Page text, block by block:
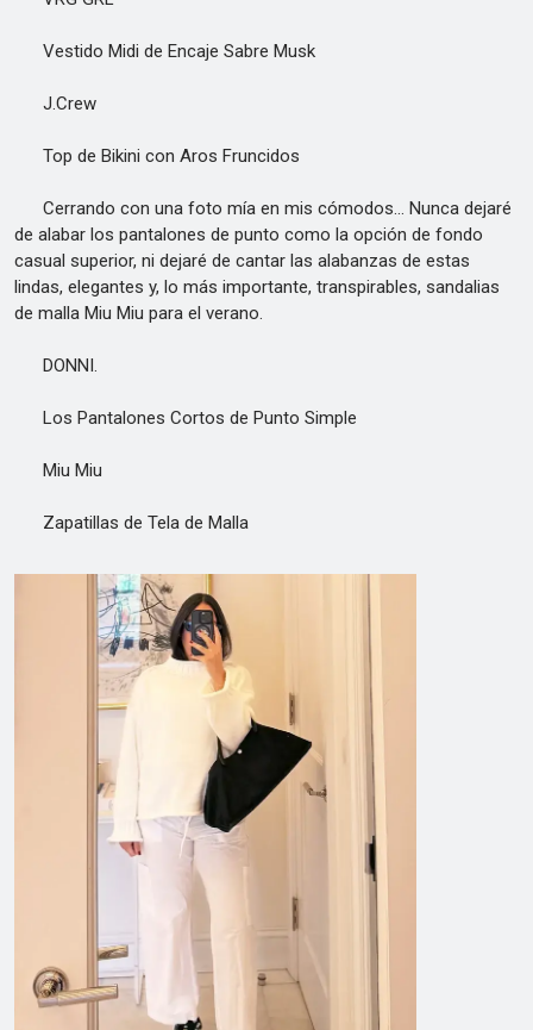
Vestido Midi de Encaje Sabre Musk
J.Crew
Top de Bikini con Aros Fruncidos
Cerrando con una foto mía en mis cómodos... Nunca dejaré
de alabar los pantalones de punto como la opción de fondo
casual superior, ni dejaré de cantar las alabanzas de estas
lindas, elegantes y, lo más importante, transpirables, sandalias
de malla Miu Miu para el verano.
DONNI.
Los Pantalones Cortos de Punto Simple
Miu Miu
Zapatillas de Tela de Malla